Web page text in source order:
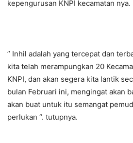
kepengurusan KNPI kecamatan nya.
” Inhil adalah yang tercepat dan
kita telah merampungkan 20
KNPI, dan akan segera kita lantik
bulan Februari ini, mengingat akan
akan buat untuk itu semangat
perlukan “. tutupnya.